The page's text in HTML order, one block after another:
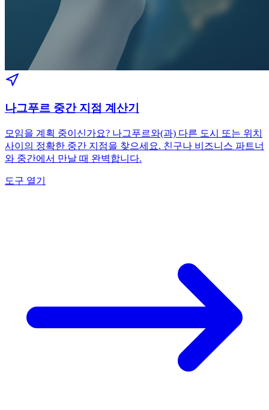
나그푸르 중간 지점 계산기
모임을 계획 중이신가요? 나그푸르와(과) 다른 도시 또는 위치
사이의 정확한 중간 지점을 찾으세요. 친구나 비즈니스 파트너
와 중간에서 만날 때 완벽합니다.
도구 열기